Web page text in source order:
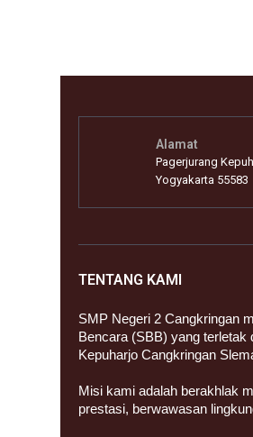
Alamat
Pagerjurang
Yogyakarta 55583
TENTANG KAMI
SMP Negeri 2 Cangkringan
Bencara (SBB) yang terletak
Kepuharjo Cangkringan
Misi kami adalah berakhlak
prestasi, berwawasan